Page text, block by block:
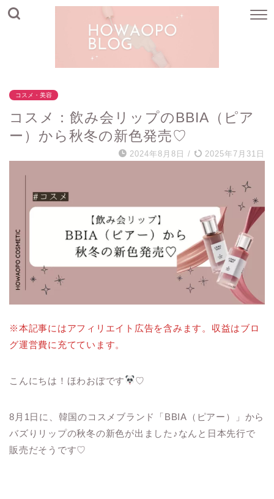
コスメ・美容
コスメ：飲み会リップのBBIA（ピア
ー）から秋冬の新色発売♡
2024年8月8日 / 2025年7月31日
※本記事にはアフィリエイト広告を含みます。収益はブロ
グ運営費に充てています。
こんにちは！ほわおぽです ♡
8月1日に、韓国のコスメブランド「BBIA（ピアー）」から
バズりリップの秋冬の新色が出ました♪なんと日本先行で
販売だそうです♡